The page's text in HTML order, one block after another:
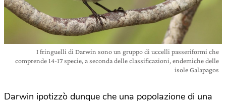
I fringuelli di Darwin sono un gruppo di uccelli passeriformi che
comprende 14-17 specie, a seconda delle classificazioni, endemiche delle
isole Galapagos
Darwin ipotizzò dunque che una popolazione di una